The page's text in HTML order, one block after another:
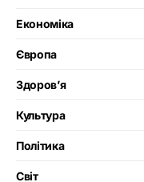
Економіка
Європа
Здоров’я
Культура
Політика
Світ